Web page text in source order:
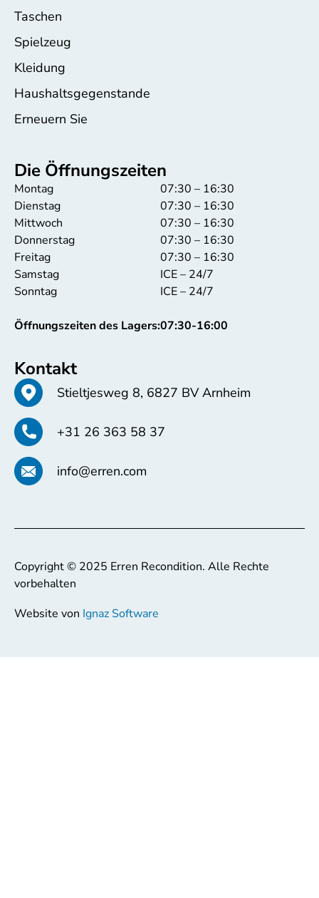
Taschen
Spielzeug
Kleidung
Haushaltsgegenstande
Erneuern Sie
Die Öffnungszeiten
Montag
Dienstag
Mittwoch
Donnerstag
Freitag
Samstag
Sonntag
Öffnungszeiten des Lagers:
07:30 – 16:30
07:30 – 16:30
07:30 – 16:30
07:30 – 16:30
07:30 – 16:30
ICE – 24/7
ICE – 24/7
07:30-16:00
Kontakt
Stieltjesweg 8, 6827 BV Arnheim
+31 26 363 58 37
info@erren.com
Copyright © 2025 Erren Recondition. Alle Rechte
vorbehalten
Website von Ignaz Software